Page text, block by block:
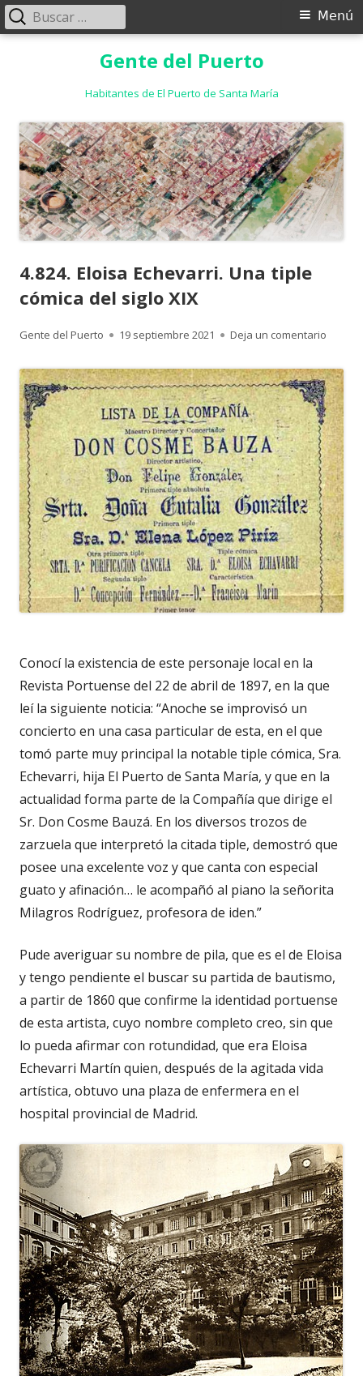
Gente del Puerto
Habitantes de El Puerto de Santa María
Menú
Menú
Buscar:
4.824. Eloisa Echevarri. Una tiple
cómica del siglo XIX
Autor
Gente del Puerto
Publicado
19 septiembre 2021 Deja un comentario
Conocí la existencia de este personaje local en la
Revista Portuense del 22 de abril de 1897, en la que
leí la siguiente noticia: “Anoche se improvisó un
concierto en una casa particular de esta, en el que
tomó parte muy principal la notable tiple cómica, Sra.
Echevarri, hija El Puerto de Santa María, y que en la
actualidad forma parte de la Compañía que dirige el
Sr. Don Cosme Bauzá. En los diversos trozos de
zarzuela que interpretó la citada tiple, demostró que
posee una excelente voz y que canta con especial
guato y afinación… le acompañó al piano la señorita
Milagros Rodríguez, profesora de iden.”
Pude averiguar su nombre de pila, que es el de Eloisa
y tengo pendiente el buscar su partida de bautismo,
a partir de 1860 que confirme la identidad portuense
de esta artista, cuyo nombre completo creo, sin que
lo pueda afirmar con rotundidad, que era Eloisa
Echevarri Martín quien, después de la agitada vida
artística, obtuvo una plaza de enfermera en el
hospital provincial de Madrid.